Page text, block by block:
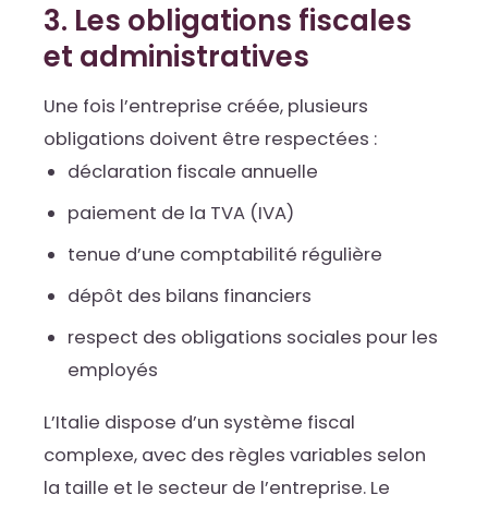
3. Les obligations fiscales
et administratives
Une fois l’entreprise créée, plusieurs
obligations doivent être respectées :
déclaration fiscale annuelle
paiement de la TVA (IVA)
tenue d’une comptabilité régulière
dépôt des bilans financiers
respect des obligations sociales pour les
employés
L’Italie dispose d’un système fiscal
complexe, avec des règles variables selon
la taille et le secteur de l’entreprise. Le